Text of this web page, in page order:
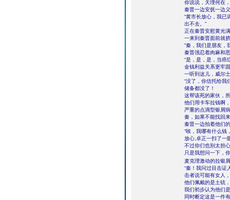
你说说，天理何在
秦晋一边安抚一边
“黄市长放心，我已
出不去。”
正在秦晋安慰黄光
一来到秦晋面前就
“秦，我们是朋友，
秦晋强忍着肉麻和
“是，是，是，当癌
金钱利益关系更牢
一听到这儿，威尔
“没了，你信托给我
储备都没了！
这帮该死的家伙，
他们用卡车拉钱啊
严重的点滴型银屑病
秦，如果不能找回
秦晋一边拍着他们
“唉，我哪有什么钱
放心,卓正一扫了一
不过你们也别太担
只是我想问一下，
麦克理激动的拉银
“秦！我问过目击证
击者说可能有女人
他们佩戴的是土铳
我们初步认为他们
同时断定这是一件